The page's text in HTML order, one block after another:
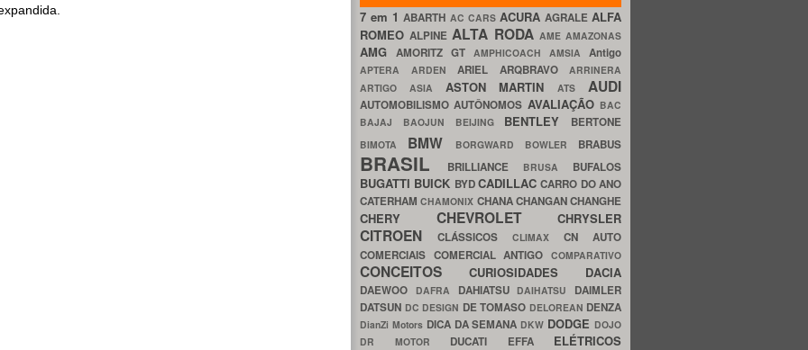
7 em 1ABARTH AC CARS ACURA AGRALE ALFA
ROMEOALPINEALTA RODA AME AMAZONAS
AMG AMORITZ GT AMPHICOACH AMSIA Antigo
APTERA ARDEN ARIEL ARQBRAVO ARRINERA
ARTIGO ASIA ASTON MARTINATS AUDI
AUTOMOBILISMOAUTÔNOMOS AVALIAÇÃO BAC
BAJAJ BAOJUN BEIJING BENTLEY BERTONE
BIMOTA BMW BORGWARD BOWLER BRABUS
BRASIL BRILLIANCE BRUSA BUFALOS
BUGATTI BUICK BYDCADILLACCARRO DO ANO
CATERHAMCHAMONIX CHANACHANGANCHANGHE
CHERY CHEVROLET CHRYSLER
CITROEN CLÁSSICOS CLIMAX CN AUTO
COMERCIAIS COMERCIAL ANTIGOCOMPARATIVO
CONCEITOS CURIOSIDADES DACIA
DAEWOO DAFRA DAHIATSU DAIHATSU DAIMLER
DATSUN DC DESIGN DE TOMASO DELOREAN DENZA
DianZi Motors DICA DA SEMANA DKW DODGE DOJO
DR MOTOR DUCATI EFFA ELÉTRICOS